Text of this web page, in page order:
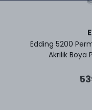
Edding 5200
Akrilik Boya